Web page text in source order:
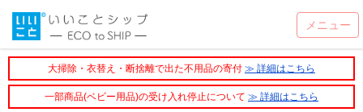
大掃除・衣替え・断捨離で出た不用品の寄付 ≫ 詳細はこちら
一部商品(ベビー用品)の受け入れ停止について ≫ 詳細はこちら